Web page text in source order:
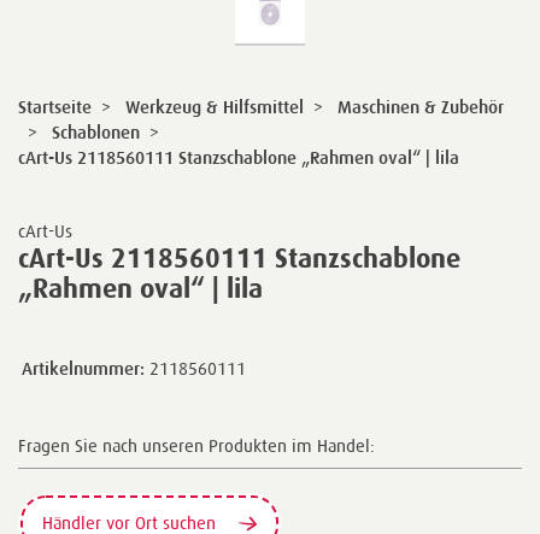
cArt-Us
cArt-Us 2118560111 Stanzschablone
„Rahmen oval“ | lila
Startseite > Werkzeug & Hilfsmittel >
Maschinen & Zubehör
>
Schablonen >
cArt-Us 2118560111 Stanzschablone „Rahmen oval“ | lila
Artikelnummer: 2118560111
Fragen Sie nach unseren Produkten im Handel:
Händler vor Ort suchen